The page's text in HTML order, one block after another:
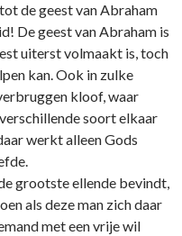
de geest van Abraham
De geest van Abraham is
uiterst volmaakt is, toch
kan. Ook in zulke
kloof, waar
soort elkaar
werkt alleen Gods
grootste ellende bevindt,
als deze man zich daar
met een vrije wil